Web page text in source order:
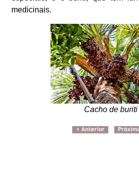
medicinais.
Cacho de buriti